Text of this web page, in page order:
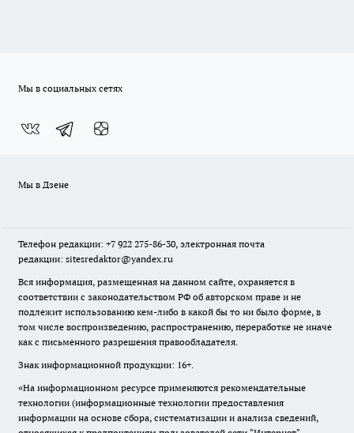
Мы в социальных сетях
Мы в Дзене
Телефон редакции: +7 922 275-86-30, электронная почта
редакции: sitesredaktor@yandex.ru
Вся информация, размещенная на данном сайте, охраняется в
соответствии с законодательством РФ об авторском праве и не
подлежит использованию кем-либо в какой бы то ни было форме, в
том числе воспроизведению, распространению, переработке не иначе
как с письменного разрешения правообладателя.
Знак информационной продукции: 16+.
«На информационном ресурсе применяются рекомендательные
технологии (информационные технологии предоставления
информации на основе сбора, систематизации и анализа сведений,